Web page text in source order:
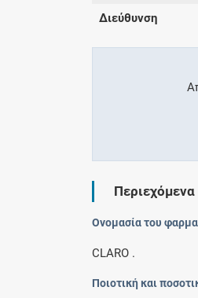
Διεύθυνση
Περιεχόμενα
Ονομασία του
CLARO .
Ποιοτική και